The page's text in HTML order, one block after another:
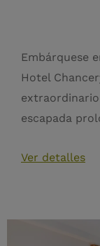
Embárquese
Hotel
escapada
Ver detalles